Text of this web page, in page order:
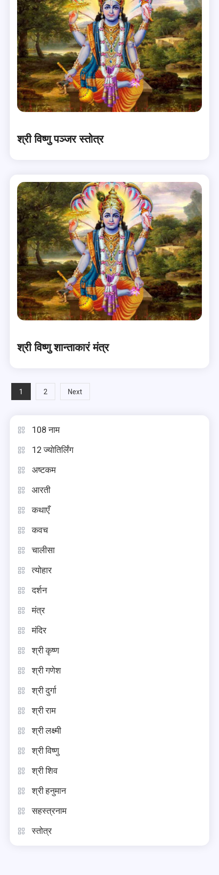
श्री विष्णु पञ्जर स्तोत्र
श्री विष्णु शान्ताकारं मंत्र
Posts
1 2 Next
108 नाम
12 ज्योतिर्लिंग
अष्टकम
आरती
कथाएँ
कवच
चालीसा
त्योहार
दर्शन
मंत्र
मंदिर
श्री कृष्ण
श्री गणेश
श्री दुर्गा
श्री राम
श्री लक्ष्मी
श्री विष्णु
श्री शिव
श्री हनुमान
सहस्त्रनाम
स्तोत्र